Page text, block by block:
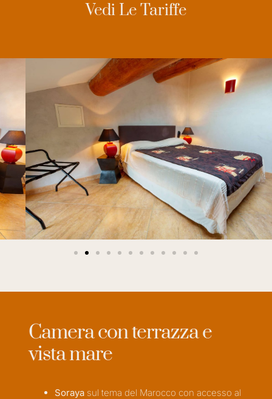
Vedi Le Tariffe
Camera con terrazza e
vista mare
Soraya sul tema del Marocco con accesso al